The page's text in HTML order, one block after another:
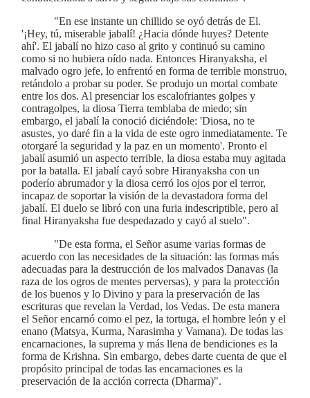
"En ese instante un chillido se oyó detrás de El.
'¡Hey, tú, miserable jabalí! ¿Hacia dónde huyes? Detente
ahí'. El jabalí no hizo caso al grito y continuó su camino
como si no hubiera oído nada. Entonces Hiranyaksha, el
malvado ogro jefe, lo enfrentó en forma de terrible monstruo,
retándolo a probar su poder. Se produjo un mortal combate
entre los dos. Al presenciar los escalofriantes golpes y
contragolpes, la diosa Tierra temblaba de miedo; sin
embargo, el jabalí la conoció diciéndole: 'Diosa, no te
asustes, yo daré fin a la vida de este ogro inmediatamente. Te
otorgaré la seguridad y la paz en un momento'. Pronto el
jabalí asumió un aspecto terrible, la diosa estaba muy agitada
por la batalla. El jabalí cayó sobre Hiranyaksha con un
poderío abrumador y la diosa cerró los ojos por el terror,
incapaz de soportar la visión de la devastadora forma del
jabalí. El duelo se libró con una furia indescriptible, pero al
final Hiranyaksha fue despedazado y cayó al suelo".
"De esta forma, el Señor asume varias formas de
acuerdo con las necesidades de la situación: las formas más
adecuadas para la destrucción de los malvados Danavas (la
raza de los ogros de mentes perversas), y para la protección
de los buenos y lo Divino y para la preservación de las
escrituras que revelan la Verdad, los Vedas. De esta manera
el Señor encarnó como el pez, la tortuga, el hombre león y el
enano (Matsya, Kurma, Narasimha y Vamana). De todas las
encarnaciones, la suprema y más llena de bendiciones es la
forma de Krishna. Sin embargo, debes darte cuenta de que el
propósito principal de todas las encarnaciones es la
preservación de la acción correcta (Dharma)".